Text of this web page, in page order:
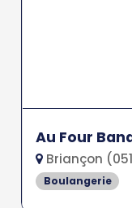
Au Four
Briançon
Boulangerie